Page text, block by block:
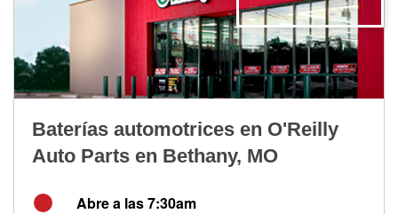
Baterías automotrices en O'Reilly
Auto Parts en Bethany, MO
Abre a las 7:30am